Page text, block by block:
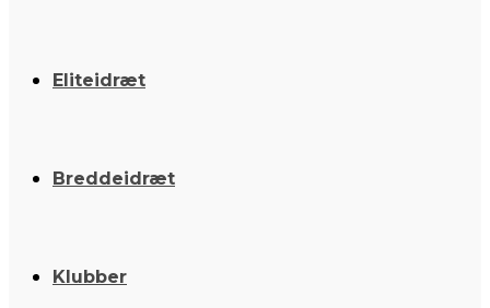
Eliteidræt
Breddeidræt
Klubber